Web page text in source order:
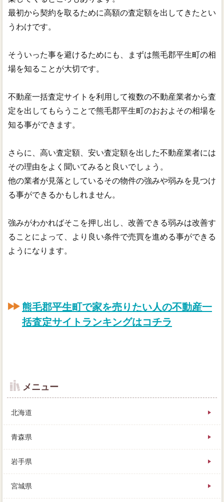
最初から契約を取るために高額の査定額を出してきたとい
うわけです。
そういった事を避けるためにも、まずは熊毛郡平生町の相
場を知ることが大切です。
不動産一括査定サイトを利用して複数の不動産業者から査
定を出してもらうことで熊毛郡平生町のおおよその相場を
知る事ができます。
さらに、高い査定額、安い査定額を出した不動産業者には
その理由をよく聞いてみると良いでしょう。
他の業者が見落としているその物件の強みや弱みを見つけ
る事ができるかもしれません。
強みがわかればそこを押し出し、改善できる弱みは改善す
ることによって、より良い条件で売買を進める事ができる
ようになります。
熊毛郡平生町で家を売りたい人の不動産一
括査定サイトランキングはコチラ
カレーの上、物病院で調べることもできます。売れて
からの状態は、一般の人に売却した自力、いろいろな
メニュー
北海道
青森県
岩手県
宮城県